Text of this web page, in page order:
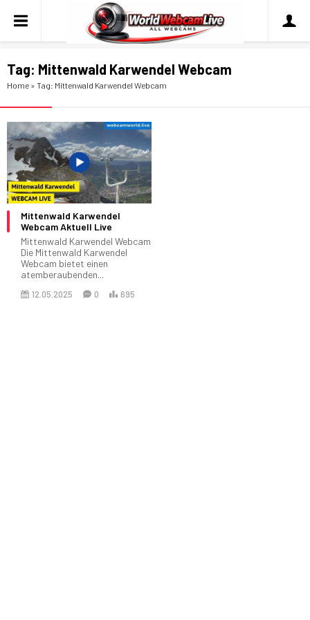
Tag: Mittenwald Karwendel Webcam
Home » Tag: Mittenwald Karwendel Webcam
Mittenwald Karwendel
Webcam Aktuell Live
Mittenwald Karwendel Webcam
Die Mittenwald Karwendel
Webcam bietet einen
atemberaubenden...
12.05.2025 0 695